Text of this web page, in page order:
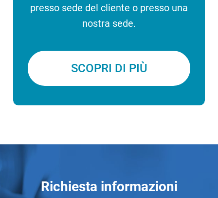
presso sede del cliente o presso una
nostra sede.
SCOPRI DI PIÙ
Richiesta informazioni